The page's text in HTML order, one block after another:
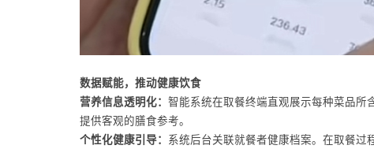
数据赋能，推动健康饮食
营养信息透明化： 智能系统在取餐终端直观展示每种菜品所
提供客观的膳食参考。
个性化健康引导： 系统后台关联就餐者健康档案。在取餐过